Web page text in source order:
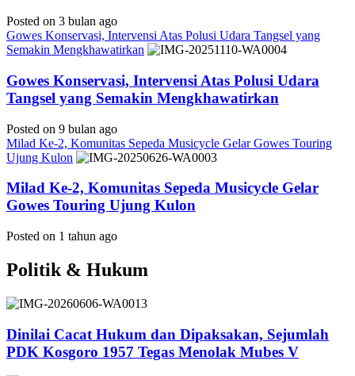
Posted on 3 bulan ago
Gowes Konservasi, Intervensi Atas Polusi Udara Tangsel yang
Semakin Mengkhawatirkan
Gowes Konservasi, Intervensi Atas Polusi Udara
Tangsel yang Semakin Mengkhawatirkan
Posted on 9 bulan ago
Milad Ke-2, Komunitas Sepeda Musicycle Gelar Gowes Touring
Ujung Kulon
Milad Ke-2, Komunitas Sepeda Musicycle Gelar
Gowes Touring Ujung Kulon
Posted on 1 tahun ago
Politik & Hukum
Dinilai Cacat Hukum dan Dipaksakan, Sejumlah
PDK Kosgoro 1957 Tegas Menolak Mubes V